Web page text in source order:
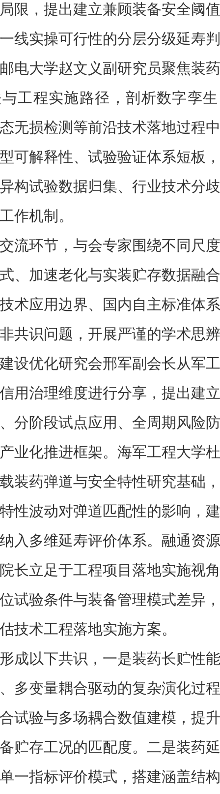
限，提出建立兼顾装备安全阈
线实操可行性的分层分级延寿
电大学赵文义副研究员聚焦装
工程实施路径，剖析数字孪
无损检测等前沿技术落地过程
可解释性、试验验证体系短板
构试验数据归集、行业技术分
作机制。
流环节，与会专家围绕不同尺
、加速老化与实装贮存数据融
术应用边界、国内自主标准体
共识问题，开展严谨的学术思
设优化研究会邢军副会长从军
用治理维度进行分享，提出建
分阶段试点应用、全周期风险
业化推进框架。海军工程大学
装药弹道与安全特性研究基础
性波动对弹道匹配性的影响，
入多维延寿评价体系。融通资
长立足于工程项目落地实施视
试验条件与装备管理模式差异
技术工程落地实施方案。
成以下共识，一是装药长贮性
多变量耦合驱动的复杂演化过
试验与多场耦合数值建模，提
贮存工况的匹配度。二是装药
一指标评价模式，搭建涵盖结